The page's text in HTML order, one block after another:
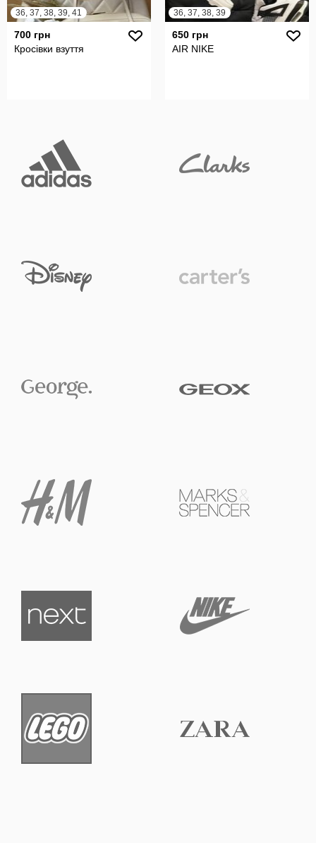
36, 37, 38, 39, 41
700 грн
Кросівки взуття
36, 37, 38, 39
650 грн
AIR NIKE